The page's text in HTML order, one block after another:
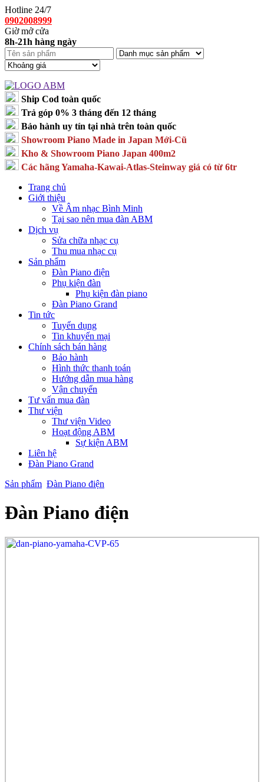
Hotline 24/7
0902008999
Giờ mở cửa
8h-21h hàng ngày
Ship Cod toàn quốc
Trả góp 0% 3 tháng đến 12 tháng
Bảo hành uy tín tại nhà trên toàn quốc
Showroom Piano Made in Japan Mới-Cũ
Kho & Showroom Piano Japan 400m2
Các hãng Yamaha-Kawai-Atlas-Steinway giá có từ 6tr
Trang chủ
Giới thiệu
Về Âm nhạc Bình Minh
Tại sao nên mua đàn ABM
Dịch vụ
Sửa chữa nhạc cụ
Thu mua nhạc cụ
Sản phẩm
Đàn Piano điện
Phụ kiện đàn
Phụ kiện đàn piano
Đàn Piano Grand
Tin tức
Tuyển dụng
Tin khuyến mại
Chính sách bán hàng
Bảo hành
Hình thức thanh toán
Hướng dẫn mua hàng
Vận chuyển
Tư vấn mua đàn
Thư viện
Thư viện Video
Hoạt động ABM
Sự kiện ABM
Liên hệ
Đàn Piano Grand
Sản phẩm Đàn Piano điện
Đàn Piano điện